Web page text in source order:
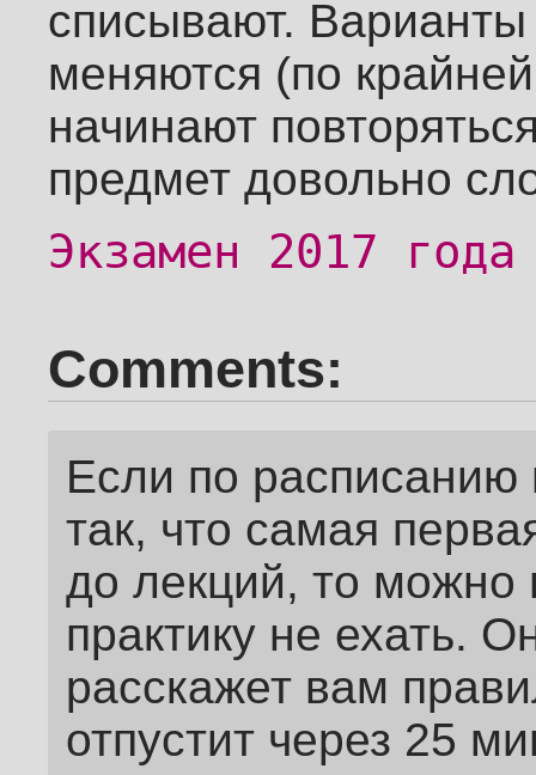
списывают.
меняются (по
начинают
предмет довольно
Экзамен 2017 года
Comments:
Если по расписанию
так, что самая
до лекций, то можно
практику не ехать.
расскажет вам
отпустит через 25